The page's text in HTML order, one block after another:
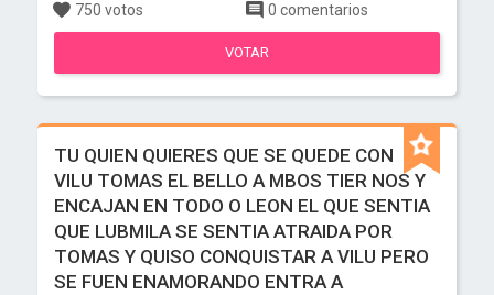
750 votos 0 comentarios
VOTAR
TU QUIEN QUIERES QUE SE QUEDE CON
VILU TOMAS EL BELLO A MBOS TIER NOS Y
ENCAJAN EN TODO O LEON EL QUE SENTIA
QUE LUBMILA SE SENTIA ATRAIDA POR
TOMAS Y QUISO CONQUISTAR A VILU PERO
SE FUEN ENAMORANDO ENTRA A